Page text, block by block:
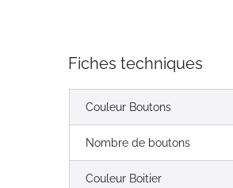
Fiches techniques
Couleur Boutons
Nombre de boutons
Couleur Boitier